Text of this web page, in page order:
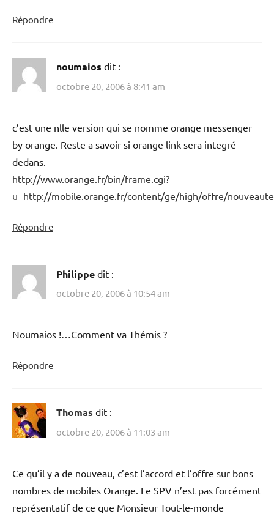
Répondre
noumaios dit :
octobre 20, 2006 à 8:41 am
c’est une nlle version qui se nomme orange messenger
by orange. Reste a savoir si orange link sera integré
dedans.
http://www.orange.fr/bin/frame.cgi?
u=http://mobile.orange.fr/content/ge/high/offre/
Répondre
Philippe dit :
octobre 20, 2006 à 10:54 am
Noumaios !…Comment va Thémis ?
Répondre
Thomas dit :
octobre 20, 2006 à 11:03 am
Ce qu’il y a de nouveau, c’est l’accord et l’offre sur bons
nombres de mobiles Orange. Le SPV n’est pas forcément
représentatif de ce que Monsieur Tout-le-monde